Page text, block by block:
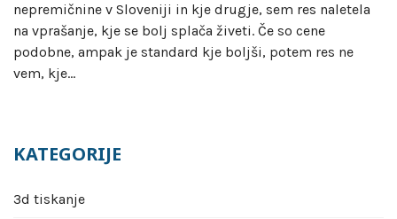
nepremičnine v Sloveniji in kje drugje, sem res naletela
na vprašanje, kje se bolj splača živeti. Če so cene
podobne, ampak je standard kje boljši, potem res ne
vem, kje…
KATEGORIJE
3d tiskanje